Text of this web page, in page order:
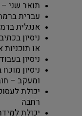
תואר שני –
עברית
אנגלית
או
ניסיון
ומעקב –
רחבה